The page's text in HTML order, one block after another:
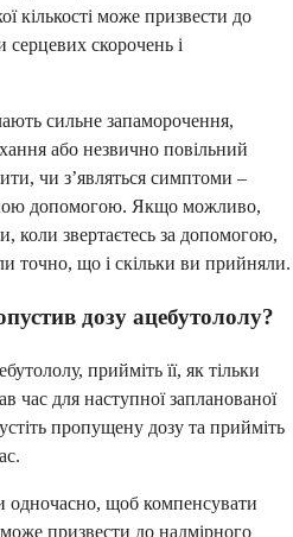
кількості може призвести до
серцевих скорочень і
сильне запаморочення,
або незвично повільний
чи з’являться симптоми –
допомогою. Якщо можливо,
коли звертаєтесь за допомогою,
точно, що і скільки ви прийняли.
дозу ацебутололу?
прийміть її, як тільки
час для наступної запланованої
пропущену дозу та прийміть
одночасно, щоб компенсувати
призвести до надмірного